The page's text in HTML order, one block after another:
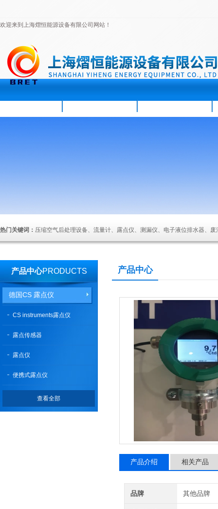
欢迎来到上海熠恒能源设备有限公司网站！
热门关键词： 压缩空气后处理设备、流量计、露点仪、测漏仪、电子液位排水器、
产品中心PRODUCTS
德国CS 露点仪
CS instruments露点仪
露点传感器
露点仪
便携式露点仪
查看全部
产品中心
产品介绍 相关产品
品牌 其他品牌